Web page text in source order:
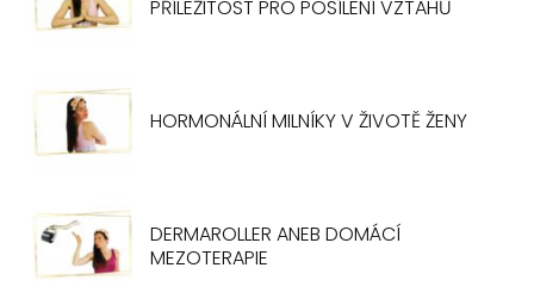
PŘÍLEŽITOST PRO POSÍLENÍ VZTAHŮ
HORMONÁLNÍ MILNÍKY V ŽIVOTĚ ŽENY
DERMAROLLER ANEB DOMÁCÍ
MEZOTERAPIE